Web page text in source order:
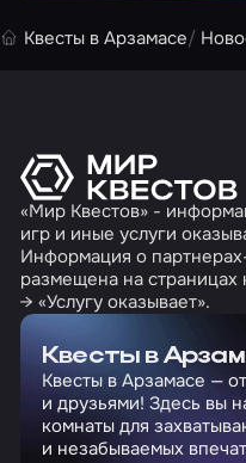
Квесты в Арзамасе
«Мир Квестов» -
игр и иные услуги
Информация о
размещена на страницах
→ «Услугу оказывает».
Квесты в
Квесты в Арзамасе —
и друзьями! Здесь вы
комнаты для
и незабываемых